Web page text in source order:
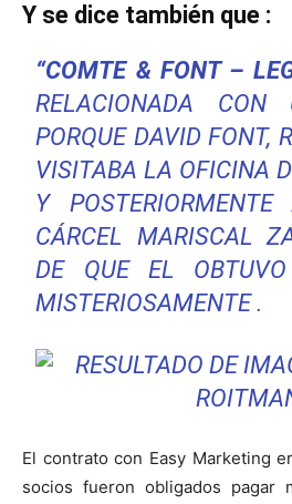
Y se dice también que :
“COMTE & FONT –
RELACIONADA CON
PORQUE DAVID FONT,
VISITABA LA OFICINA
Y
CÁRCEL MARISCAL
DE QUE EL
MISTERIOSAMENTE .
El contrato con Easy Marketing
socios fueron obligados pagar